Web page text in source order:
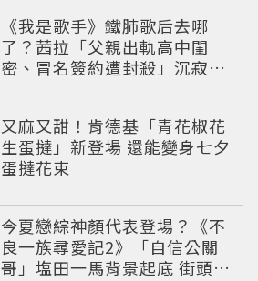
《我是歌手》鐵肺歌后去哪
了？茜拉「父親出軌高中閨
密、冒名簽約遭封殺」沉寂12
又麻又甜！肯德基「青花椒花
生蛋撻」新登場 還能變身七夕
蛋撻花束
今夏戀綜神顏代表登場？《不
良一族尋愛記2》「自信公關
哥」塩田一馬背景起底 街頭辣